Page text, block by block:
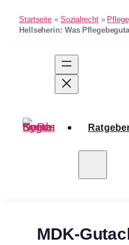
Startseite » Sozialrecht»
Hellseherin: Was
MDK-